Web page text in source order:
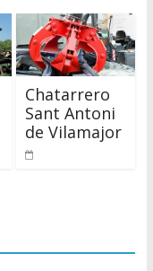
Chatarrero
Sant Antoni
de Vilamajor